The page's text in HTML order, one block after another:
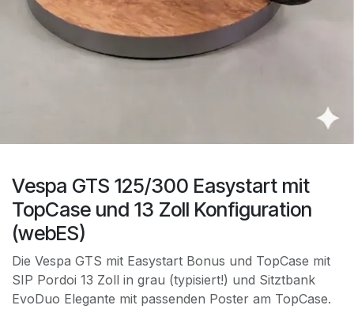
Vespa GTS 125/300 Easystart mit
TopCase und 13 Zoll Konfiguration
(webES)
Die Vespa GTS mit Easystart Bonus und TopCase mit
SIP Pordoi 13 Zoll in grau (typisiert!) und Sitztbank
EvoDuo Elegante mit passenden Poster am TopCase.